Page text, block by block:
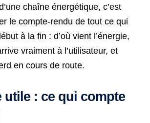
chaîne énergétique, c’est
le compte-rendu de tout ce qui
à la fin : d’où vient l’énergie,
vraiment à l’utilisateur, et
en cours de route.
utile : ce qui compte